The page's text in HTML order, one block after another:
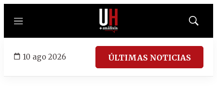
Menú
Mostrar
10 ago 2026 ÚLTIMAS NOTICIAS